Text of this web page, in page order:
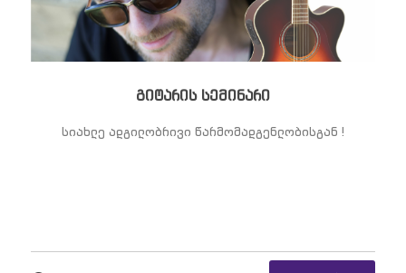
გიტარის სემინარი
სიახლე ადგილობრივი წარმომადგენლობისგან !